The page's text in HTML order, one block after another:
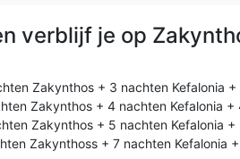
verblijf je op
Zakynthos + 3 nachten Kefalonia
Zakynthos + 4 nachten Kefalonia
Zakynthos + 5 nachten Kefalonia
Zakynthoss + 7 nachten Kefalonia